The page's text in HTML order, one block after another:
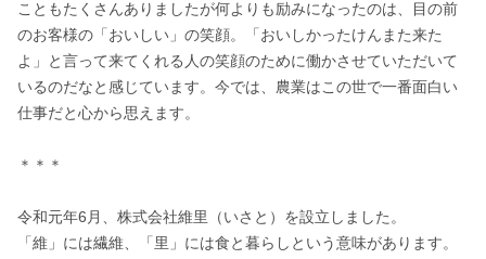
こともたくさんありましたが何よりも励みになったのは、目の前
のお客様の「おいしい」の笑顔。「おいしかったけんまた来た
よ」と言って来てくれる人の笑顔のために働かさせていただいて
いるのだなと感じています。今では、農業はこの世で一番面白い
仕事だと心から思えます。
＊＊＊
令和元年6月、株式会社維里（いさと）を設立しました。
「維」には繊維、「里」には食と暮らしという意味があります。